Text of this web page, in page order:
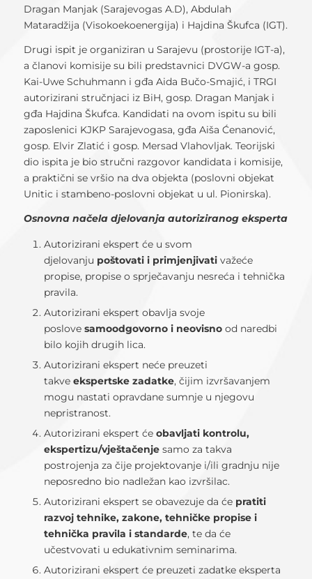
Dragan Manjak (Sarajevogas A.D), Abdulah
Mataradžija (Visokoekoenergija) i Hajdina Škufca (IGT).
Drugi ispit je organiziran u Sarajevu (prostorije IGT-a),
a članovi komisije su bili predstavnici DVGW-a gosp.
Kai-Uwe Schuhmann i gđa Aida Bučo-Smajić, i TRGI
autorizirani stručnjaci iz BiH, gosp. Dragan Manjak i
gđa Hajdina Škufca. Kandidati na ovom ispitu su bili
zaposlenici KJKP Sarajevogasa, gđa Aiša Ćenanović,
gosp. Elvir Zlatić i gosp. Mersad Vlahovljak. Teorijski
dio ispita je bio stručni razgovor kandidata i komisije,
a praktični se vršio na dva objekta (poslovni objekat
Unitic i stambeno-poslovni objekat u ul. Pionirska).
Osnovna načela djelovanja autoriziranog eksperta
Autorizirani ekspert će u svom
djelovanju poštovati i primjenjivativažeće
propise, propise o sprječavanju nesreća i tehnička
pravila.
Autorizirani ekspert obavlja svoje
poslove samoodgovorno i neovisnood naredbi
bilo kojih drugih lica.
Autorizirani ekspert neće preuzeti
takve ekspertske zadatke, čijim izvršavanjem
mogu nastati opravdane sumnje u njegovu
nepristranost.
Autorizirani ekspert će obavljati kontrolu,
ekspertizu/vještačenjesamo za takva
postrojenja za čije projektovanje i/ili gradnju nije
neposredno bio nadležan kao izvršilac.
Autorizirani ekspert se obavezuje da će pratiti
razvoj tehnike, zakone, tehničke propise i
tehnička pravila i standarde, te da će
učestvovati u edukativnim seminarima.
Autorizirani ekspert će preuzeti zadatke eksperta